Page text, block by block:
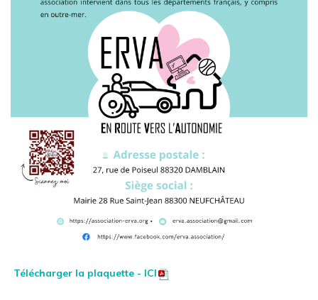
Télécharger la plaquette - ICI